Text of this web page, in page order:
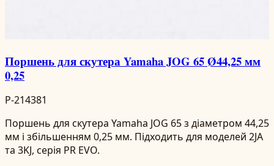
Поршень для скутера Yamaha JOG 65 Ø44,25 мм
0,25
P-214381
Поршень для скутера Yamaha JOG 65 з діаметром 44,25
мм і збільшенням 0,25 мм. Підходить для моделей 2JA
та 3KJ, серія PR EVO.